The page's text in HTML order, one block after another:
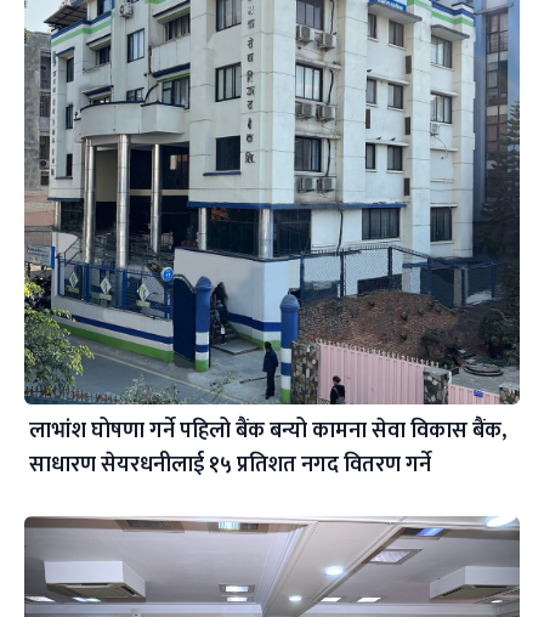
लाभांश घोषणा गर्ने पहिलो बैंक बन्यो कामना सेवा विकास बैंक,
साधारण सेयरधनीलाई १५ प्रतिशत नगद वितरण गर्ने